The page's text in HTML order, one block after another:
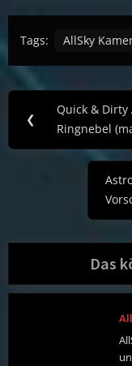
Tags: AllSky
Post
navigation
❮
Previous
Post:
Quick & Dirty
Ringnebel
Das